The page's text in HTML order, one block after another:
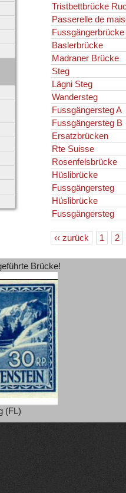
Tristbettbrücke
Passerelle de
Fussgängerbrücke
Baslerbrücke
Madraner Brücke
Steg
Lägni Steg
Wandersteg
Fussgängersteg A
Fussgängersteg B
Ersatzbrücken
Rte Suisse
Rosenfelsbrücke
Hüslibrücke
Fussgängersteg
Hüslibrücke
Fussgängersteg
‹‹ zurück 1 2
Brücke!
(FL)